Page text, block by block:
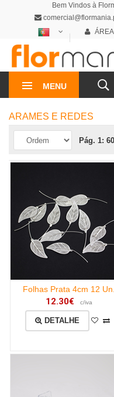
Bem Vindos à
MENU
ARAMES E REDES
Pág. 1:
Folhas Prata 4cm 12 Un.
12.30€ c/iva
DETALHE